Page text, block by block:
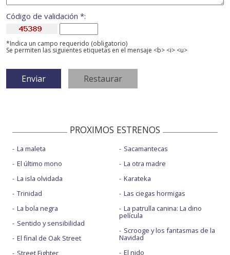
Código de validación *:
*Indica un campo requerido (obligatorio)
Se permiten las siguientes etiquetas en el mensaje <b> <i> <u>
PROXIMOS ESTRENOS
La maleta
El último mono
La isla olvidada
Trinidad
La bola negra
Sentido y sensibilidad
El final de Oak Street
Street Fighter
Sacamantecas
La otra madre
Karateka
Las ciegas hormigas
La patrulla canina: La dino
película
Scrooge y los fantasmas de la
Navidad
El nido